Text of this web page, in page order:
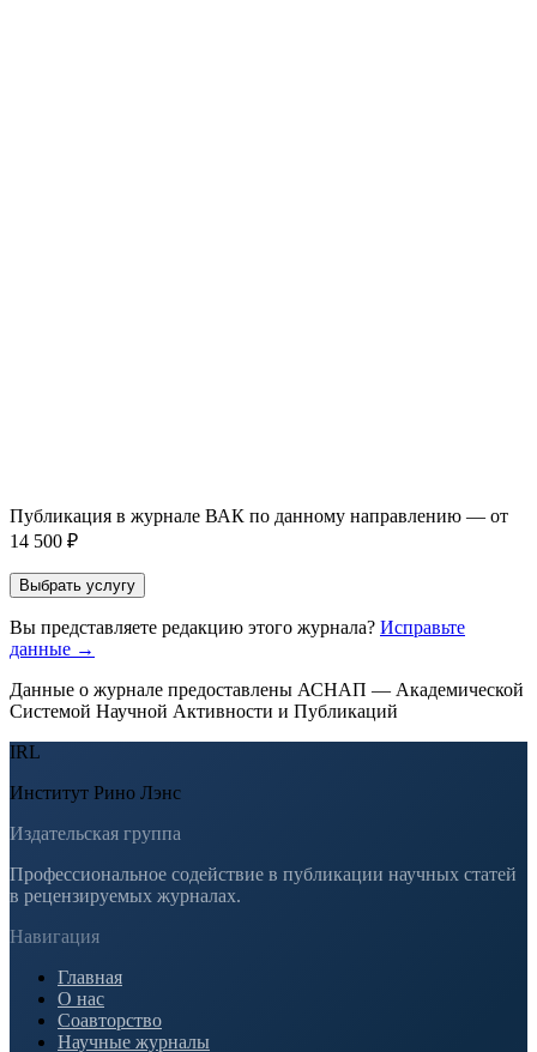
Публикация в журнале ВАК по данному направлению — от
14 500 ₽
Выбрать услугу
Вы представляете редакцию этого журнала? Исправьте
данные →
Данные о журнале предоставлены АСНАП — Академической
Системой Научной Активности и Публикаций
IRL
Институт Рино Лэнс
Издательская группа
Профессиональное содействие в публикации научных статей
в рецензируемых журналах.
Навигация
Главная
О нас
Соавторство
Научные журналы